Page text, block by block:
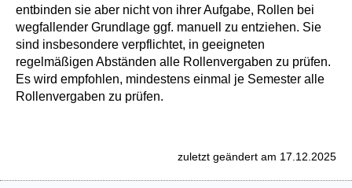
entbinden sie aber nicht von ihrer Aufgabe, Rollen bei
wegfallender Grundlage ggf. manuell zu entziehen. Sie
sind insbesondere verpflichtet, in geeigneten
regelmäßigen Abständen alle Rollenvergaben zu prüfen.
Es wird empfohlen, mindestens einmal je Semester alle
Rollenvergaben zu prüfen.
zuletzt geändert am 17.12.2025